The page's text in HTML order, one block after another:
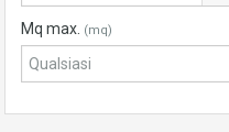
Mq max. (mq)